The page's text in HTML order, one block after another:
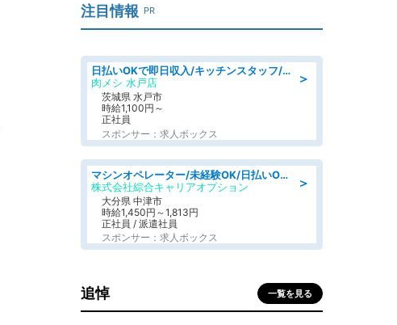
注目情報 PR
＞
日払いOKで即日収入/キッチンスタッフ/「原付免許必須」デリバリー業務など、自己成長可能な幅広い仕事に挑戦!髪型自由&ピアス・ネイルOK/茨城県/水戸市
肉メシ 水戸店
茨城県 水戸市
時給1,100円～
正社員
スポンサー：求人ボックス
＞
マシンオペレーター/未経験OK/日払いOK/寮費無料/交替制/20・30・40代活躍中
株式会社綜合キャリアオプション
大分県 中津市
時給1,450円～1,813円
正社員 / 派遣社員
スポンサー：求人ボックス
追悼 一覧を見る